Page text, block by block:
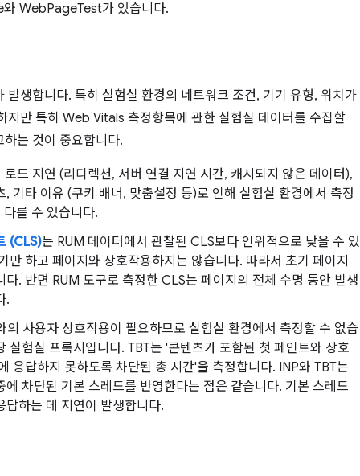
WebPageTest가 있습니다.
생합니다. 특히 실험실 환경의 네트워크 조건, 기기 유형, 위치가
지만 특히 Web Vitals 측정항목에 관한 실험실 데이터를 수집할
는 것이 중요합니다.
로드 지연 (리디렉션, 서버 연결 지연 시간, 캐시되지 않은 데이터),
기타 이유 (쿠키 배너, 맞춤설정 등)로 인해 실험실 환경에서 측정
를 수 있습니다.
(CLS)는 RUM 데이터에서 관찰된 CLS보다 인위적으로 낮을 수 있
하고 페이지와 상호작용하지는 않습니다. 따라서 초기 페이지
. 반면 RUM 도구로 측정한 CLS는 페이지의 전체 수명 동안 발생
.
의 사용자 상호작용이 필요하므로 실험실 환경에서 측정할 수 없습
실험실 프록시입니다. TBT는 '콘텐츠가 포함된 첫 페인트와 상호
응답하지 못하도록 차단된 총 시간'을 측정합니다. INP와 TBT는
차단된 기본 스레드를 반영한다는 점은 같습니다. 기본 스레드
하는 데 지연이 발생합니다.